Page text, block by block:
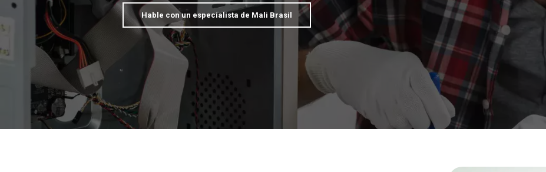
Hable con un especialista de Mali Brasil